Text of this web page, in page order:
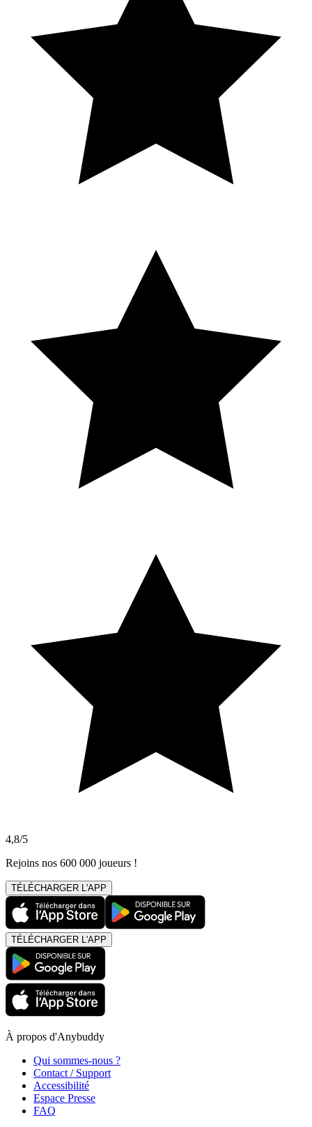
4,8/5
Rejoins nos 600 000 joueurs !
TÉLÉCHARGER L'APP
TÉLÉCHARGER L'APP
À propos d'Anybuddy
Qui sommes-nous ?
Contact / Support
Accessibilité
Espace Presse
FAQ